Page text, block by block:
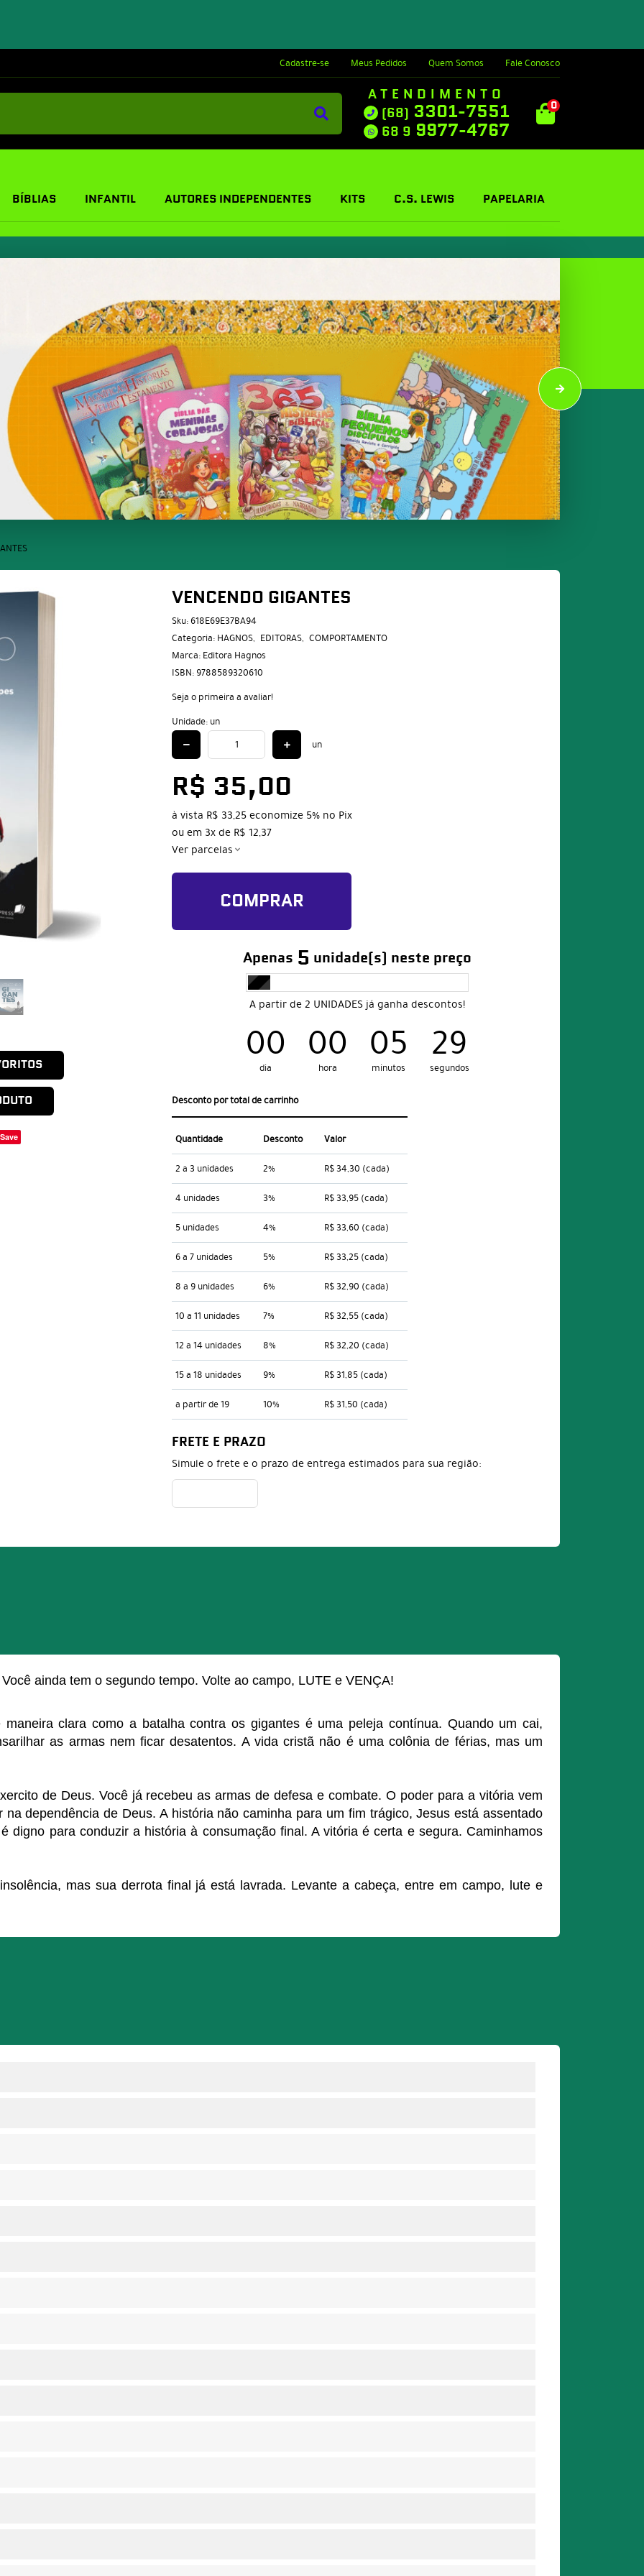
Cadastre-se Meus Pedidos Quem Somos Fale Conosco
ATENDIMENTO
(68) 3301-7551
68 9 9977-4767
0
BÍBLIAS INFANTIL AUTORES INDEPENDENTES KITS C.S. LEWIS PAPELARIA
Save
VENCENDO GIGANTES
Sku: 618E69E37BA94
Categoria: HAGNOS EDITORAS COMPORTAMENTO
Marca: Editora Hagnos
ISBN: 9788589320610
Seja o primeira a avaliar!
Unidade: un
un
R$ 35,00
à vista R$ 33,25economize 5% no Pix
ou em 3xde R$ 12,37
Ver parcelas
COMPRAR
Apenas 5 unidade(s) neste preço
A partir de 2 UNIDADES já ganha descontos!
00
dia 00
hora 05
minutos 28
segundos
Desconto por total de carrinho
Quantidade Desconto Valor
2 a 3 unidades 2% R$ 34,30 (cada)
4 unidades 3% R$ 33,95 (cada)
5 unidades 4% R$ 33,60 (cada)
6 a 7 unidades 5% R$ 33,25 (cada)
8 a 9 unidades 6% R$ 32,90 (cada)
10 a 11 unidades 7% R$ 32,55 (cada)
12 a 14 unidades 8% R$ 32,20 (cada)
15 a 18 unidades 9% R$ 31,85 (cada)
a partir de 19 10% R$ 31,50 (cada)
FRETE E PRAZO
Simule o frete e o prazo de entrega estimados para sua região:
ainda tem o segundo tempo. Volte ao campo, LUTE e VENÇA!
maneira clara como a batalha contra os gigantes é uma peleja contínua. Quando um cai,
as armas nem ficar desatentos. A vida cristã não é uma colônia de férias, mas um
de Deus. Você já recebeu as armas de defesa e combate. O poder para a vitória vem
dependência de Deus. A história não caminha para um fim trágico, Jesus está assentado
digno para conduzir a história à consumação final. A vitória é certa e segura. Caminhamos
mas sua derrota final já está lavrada. Levante a cabeça, entre em campo, lute e